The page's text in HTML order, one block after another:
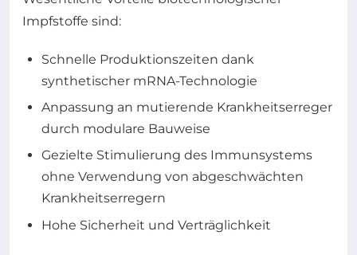
Impfstoffe sind:
Schnelle Produktionszeiten dank
synthetischer mRNA-Technologie
Anpassung an mutierende Krankheitserreger
durch modulare Bauweise
Gezielte Stimulierung des Immunsystems
ohne Verwendung von abgeschwächten
Krankheitserregern
Hohe Sicherheit und Verträglichkeit